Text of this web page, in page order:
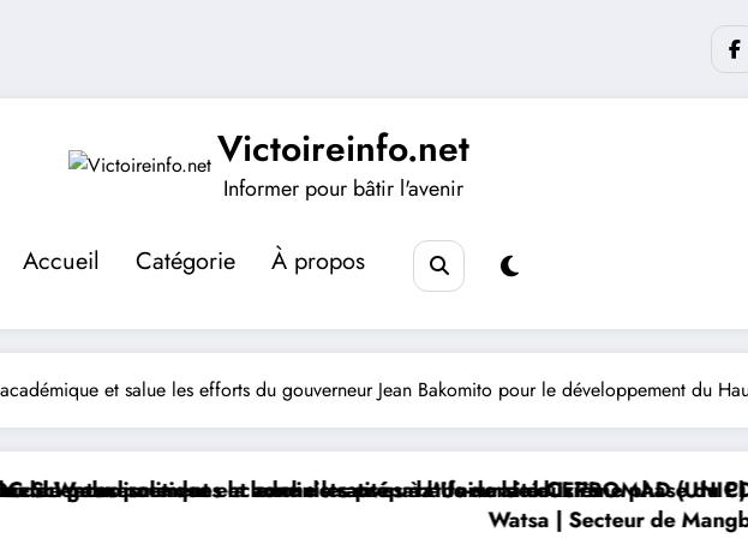
Victoireinfo.net
Informer pour bâtir l'avenir
Accueil Catégorie À propos
et salue les efforts du gouverneur Jean Bakomito pour le développement du
de santé urbano-rurale d’Isiro
à l’Université CEPROMAD (UNIC)
les préparatifs de la deuxième phase du PDL-145 Territoires
Watsa | Secteur de Mangbutu : « Un nouveau